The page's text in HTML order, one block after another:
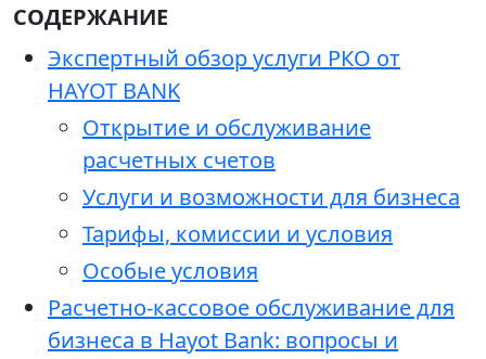
СОДЕРЖАНИЕ
Экспертный обзор услуги РКО от
HAYOT BANK
Открытие и обслуживание
расчетных счетов
Услуги и возможности для бизнеса
Тарифы, комиссии и условия
Особые условия
Расчетно-кассовое обслуживание для
бизнеса в Hayot Bank: вопросы и